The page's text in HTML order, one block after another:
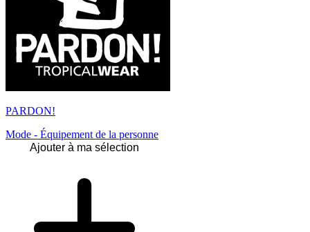
PARDON!
Mode - Équipement de la personne
Ajouter à ma sélection